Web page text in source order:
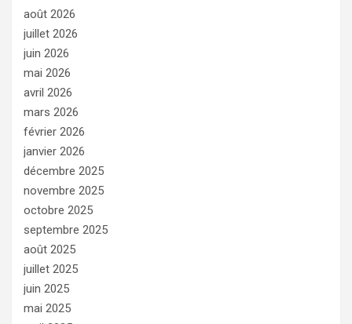
août 2026
juillet 2026
juin 2026
mai 2026
avril 2026
mars 2026
février 2026
janvier 2026
décembre 2025
novembre 2025
octobre 2025
septembre 2025
août 2025
juillet 2025
juin 2025
mai 2025